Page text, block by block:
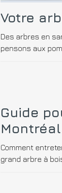
Votre
Des arbres en
pensons aux
Guide
Montréal
Comment
grand arbre à